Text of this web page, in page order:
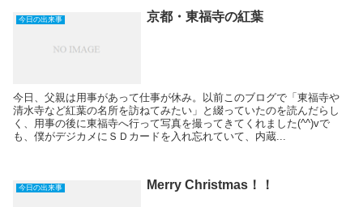
今日の出来事 京都・東福寺の紅葉
今日、父親は用事があって仕事が休み。以前このブログで「東福寺や
清水寺など紅葉の名所を訪ねてみたい」と綴っていたのを読んだらし
く、用事の後に東福寺へ行って写真を撮ってきてくれました(^^)vで
も、僕がデジカメにＳＤカードを入れ忘れていて、内蔵...
今日の出来事 Merry Christmas！！